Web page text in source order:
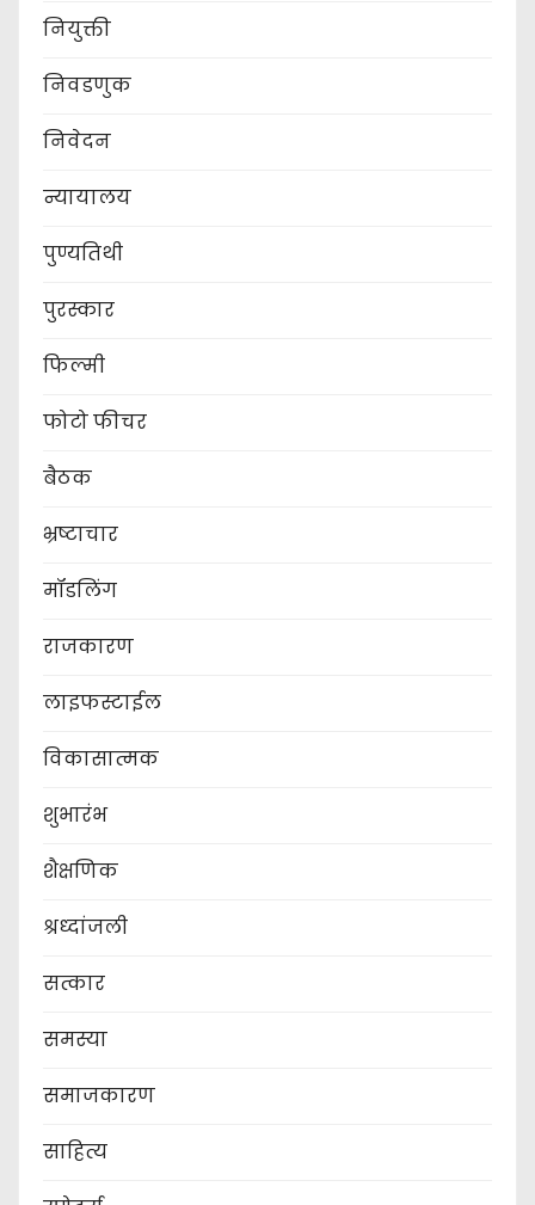
नियुक्ती
निवडणुक
निवेदन
न्यायालय
पुण्यतिथी
पुरस्कार
फिल्मी
फोटो फीचर
बैठक
भ्रष्टाचार
मॉडलिंग
राजकारण
लाइफस्टाईल
विकासात्मक
शुभारंभ
शैक्षणिक
श्रध्दांजली
सत्कार
समस्या
समाजकारण
साहित्य